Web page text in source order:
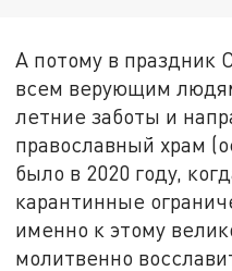
А потому в праздник
всем верующим
летние заботы и
православный храм
было в 2020 году,
карантинные
именно к этому
молитвенно